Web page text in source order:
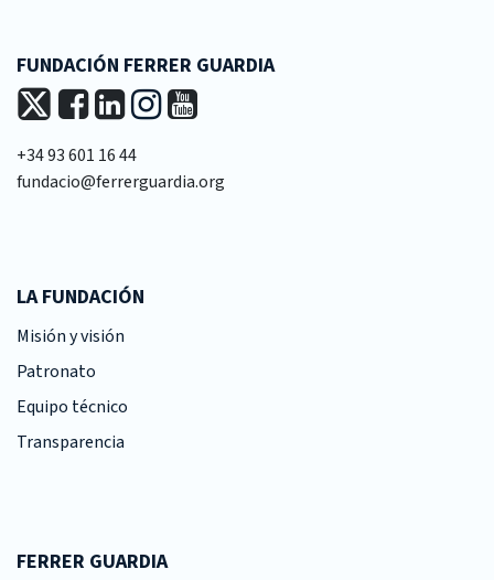
FUNDACIÓN FERRER GUARDIA
+34 93 601 16 44
fundacio@ferrerguardia.org
LA FUNDACIÓN
Misión y visión
Patronato
Equipo técnico
Transparencia
FERRER GUARDIA